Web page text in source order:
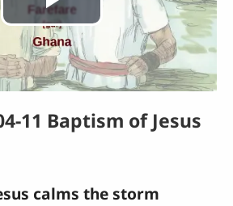
Lire
la
vidéo
11 Baptism of Jesus
calms the storm